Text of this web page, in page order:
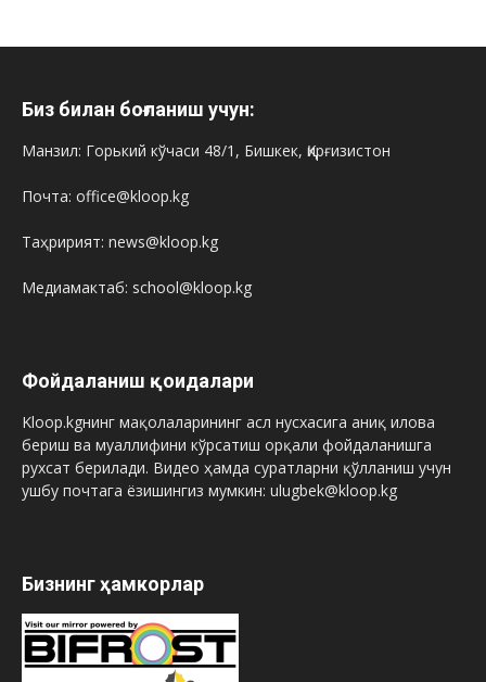
Биз билан боғланиш учун:
Манзил: Горький кўчаси 48/1, Бишкек, Қирғизистон
Почта: office@kloop.kg
Таҳририят: news@kloop.kg
Медиамактаб: school@kloop.kg
Фойдаланиш қоидалари
Kloop.kgнинг мақолаларининг асл нусхасига аниқ илова
бериш ва муаллифини кўрсатиш орқали фойдаланишга
рухсат берилади. Видео ҳамда суратларни қўлланиш учун
ушбу почтага ёзишингиз мумкин: ulugbek@kloop.kg
Бизнинг ҳамкорлар